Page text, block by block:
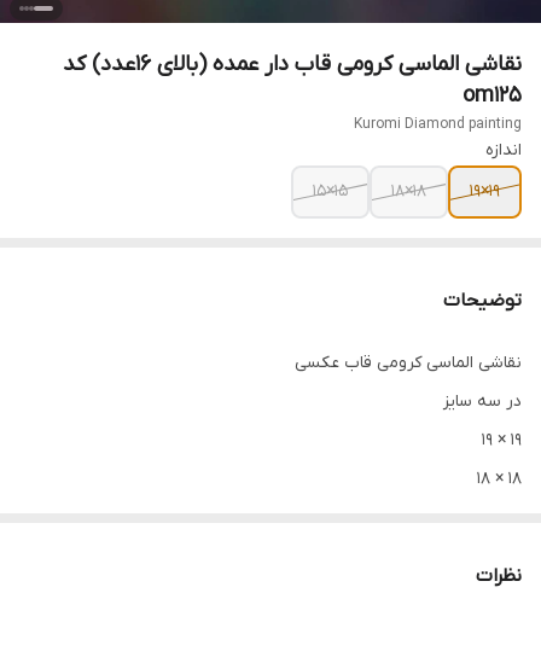
نقاشی الماسی کرومی قاب دار عمده (بالای ۱۶عدد) کد
om125
Kuromi Diamond painting
اندازه
۱۹×۱۹
۱۸×۱۸ ۱۵×۱۵
توضیحات
نقاشی الماسی کرومی قاب عکسی
در سه سایز
۱۹ × ۱۹
۱۸ × ۱۸
نظرات